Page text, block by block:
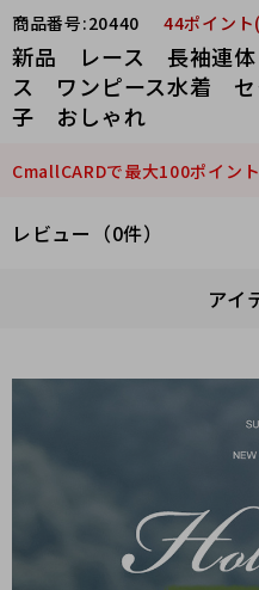
商品番号:20440 44ポイント
新品 レース 長袖連
ス ワンピース水着
子 おしゃれ
CmallCARDで最大100ポイン
レビュー（0件）
アイ